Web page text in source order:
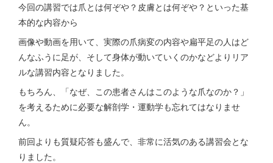
今回の講習では爪とは何ぞや？皮膚とは何ぞや？といった基
本的な内容から
画像や動画を用いて、実際の爪病変の内容や扁平足の人はど
んなふうに足が、そして身体が動いていくのかなどよりリア
ルな講習内容となりました。
もちろん、「なぜ、この患者さんはこのような爪なのか？」
を考えるために必要な解剖学・運動学も忘れてはなりませ
ん。
前回よりも質疑応答も盛んで、非常に活気のある講習会とな
りました。